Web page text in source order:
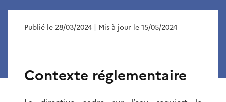
Publié le 28/03/2024 | Mis à jour le 15/05/2024
Contexte réglementaire